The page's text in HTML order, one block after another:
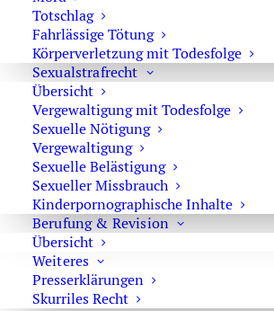
Totschlag
Fahrlässige Tötung
Körperverletzung mit Todesfolge
Sexualstrafrecht
Übersicht
Vergewaltigung mit Todesfolge
Sexuelle Nötigung
Vergewaltigung
Sexuelle Belästigung
Sexueller Missbrauch
Kinderpornographische Inhalte
Berufung & Revision
Übersicht
Weiteres
Presserklärungen
Skurriles Recht
Erpressung
Strafverteidiger-Notruf
Festnahme oder
0171 65 43
Sie erreichen die
Wochentagen über das